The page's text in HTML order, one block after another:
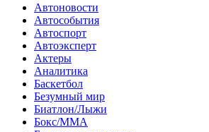
Автоновости
Автособытия
Автоспорт
Автоэксперт
Актеры
Аналитика
Баскетбол
Безумный мир
Биатлон/Лыжи
Бокс/MMA